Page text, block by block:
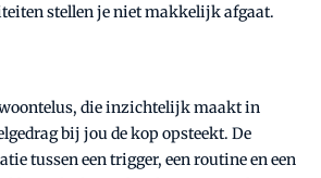
stellen je niet makkelijk afgaat.
die inzichtelijk maakt in
bij jou de kop opsteekt. De
tussen een trigger, een routine en een